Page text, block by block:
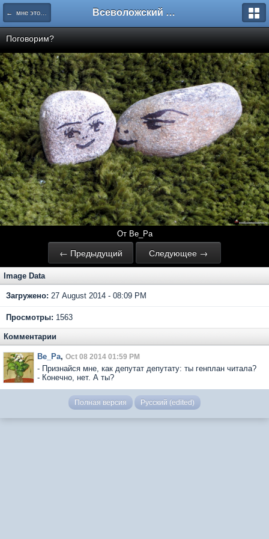
← мне это нравится Всеволожский форум
Поговорим?
От Ве_Ра
← Предыдущий Следующее →
Image Data
Загружено: 27 August 2014 - 08:09 PM
Просмотры: 1563
Комментарии
Ве_Ра, Oct 08 2014 01:59 PM
- Признайся мне, как депутат депутату: ты генплан читала?
- Конечно, нет. А ты?
Полная версия Русский (edited)